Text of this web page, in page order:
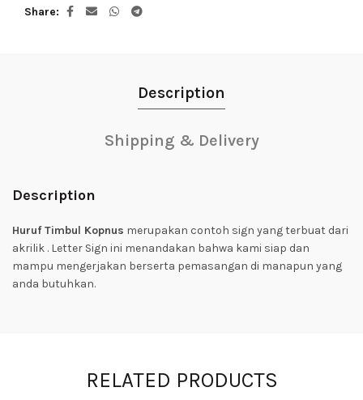
Share
Description
Shipping & Delivery
Description
Huruf Timbul Kopnus merupakan contoh sign yang terbuat dari
akrilik . Letter Sign ini menandakan bahwa kami siap dan
mampu mengerjakan berserta pemasangan di manapun yang
anda butuhkan.
RELATED PRODUCTS